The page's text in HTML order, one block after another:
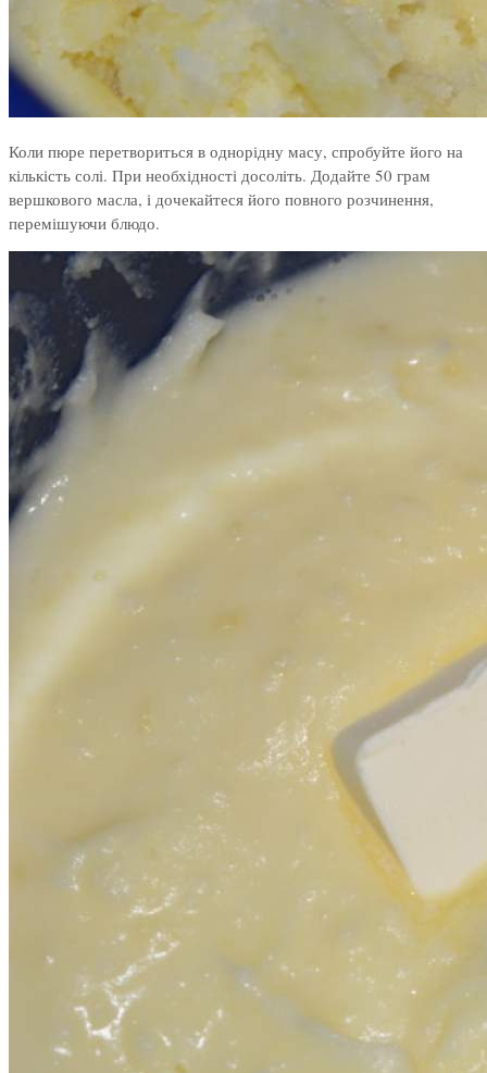
Коли пюре перетвориться в однорідну масу, спробуйте його на
кількість солі. При необхідності досоліть. Додайте 50 грам
вершкового масла, і дочекайтеся його повного розчинення,
перемішуючи блюдо.